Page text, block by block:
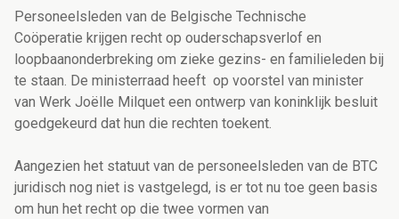
Personeelsleden van de Belgische Technische
Coöperatie krijgen recht op ouderschapsverlof en
loopbaanonderbreking om zieke gezins- en familieleden bij
te staan. De ministerraad heeft op voorstel van minister
van Werk Joëlle Milquet een ontwerp van koninklijk besluit
goedgekeurd dat hun die rechten toekent.
Aangezien het statuut van de personeelsleden van de BTC
juridisch nog niet is vastgelegd, is er tot nu toe geen basis
om hun het recht op die twee vormen van